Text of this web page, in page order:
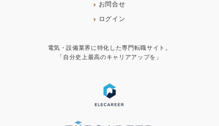
お問合せ
ログイン
電気・設備業界に特化した専門転職サイト。
「自分史上最高のキャリアアップを」